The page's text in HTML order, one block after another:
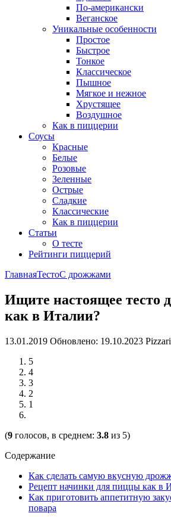
По-американски
Веганское
Уникальные особенности
Простое
Быстрое
Тонкое
Классическое
Пышное
Мягкое и нежное
Хрустящее
Воздушное
Как в пиццерии
Соусы
Красные
Белые
Розовые
Зеленные
Острые
Сладкие
Классические
Как в пиццерии
Статьи
О тесте
Рейтинги пиццерий
ГлавнаяТестоС дрожжами
Ищите настоящее
как в Италии?
13.01.2019 Обновлено: 19.10.2023
5
4
3
2
1
(9 голосов, в среднем: 3.8 из 5)
Содержание
Как сделать самую вкусную
Рецепт начинки для пиццы как в
Как приготовить аппетитную
повара